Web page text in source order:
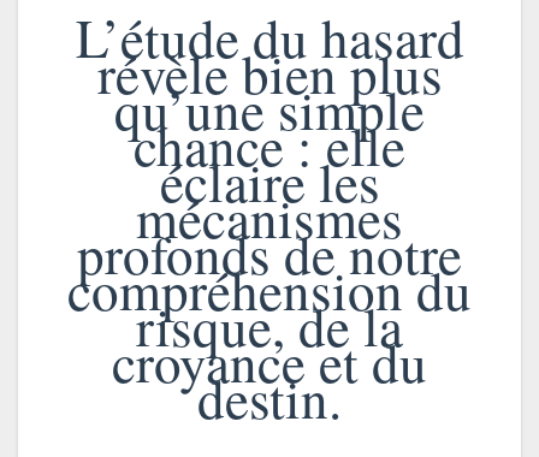
L’étude du hasard
révèle bien plus
qu’une simple
chance : elle
éclaire les
mécanismes
profonds de notre
compréhension du
risque, de la
croyance et du
destin.